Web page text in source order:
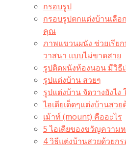
กรอบรูป
กรอบรูปตกแต่งบ้านเลือ
คุณ
ภาพแขวนผนัง ช่วยเรีย
วาสนา แบบไม่ขาดสาย
รูปติดผนังห้องนอน มีวิธี
รูปแต่งบ้าน สวยๆ
รูปแต่งบ้าน จัดวางยังไ
ไอเดียเด็ดๆแต่งบ้านสว
เม้าท์ (mount) คืออะไร​
5 ไอเดียของขวัญความ
4 วิธีแต่งบ้านสวยด้วยก